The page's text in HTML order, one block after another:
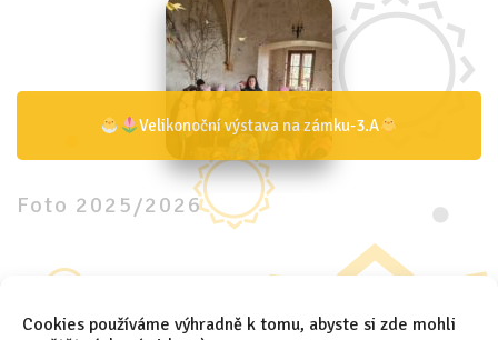
Cookies používáme výhradně k tomu, abyste si zde mohli
Velikonoční výstava na zámku-3.A
Foto 2025/2026